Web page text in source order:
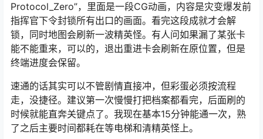
Protocol_Zero”，里面是一段CG动画，内容是灾变爆发前
指挥官下令封锁所有出口的画面。看完这段成就才会解
锁，同时地图会刷新一波精英怪。有人问如果漏了某张卡
能不能重来，可以的，退出重进卡会刷新在原位置，但是
终端进度会保留。
速通的话其实可以不管剧情直接冲，但彩蛋必须按流程
走，没捷径。建议第一次慢慢打把档案都看完，后面刷的
时候就能直奔关键点了。我现在基本15分钟能通一次，熟
了之后主要时间都耗在等电梯和清精英怪上。